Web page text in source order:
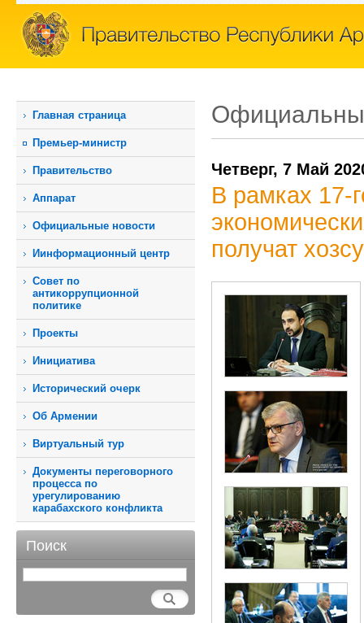
Главная страница
Премьер-министр
Правительство
Аппарат
Официальные новости
Иинформационный центр
Совет по
антикоррупционной
политике
Проекты
Инициатива
Исторический очерк
Об Армении
Виртуальный тур
Документы переговорного
процесса по
урегулированию
карабахского конфликта
Поиск
Четверг, 7 Май
В рамках 17-
получат